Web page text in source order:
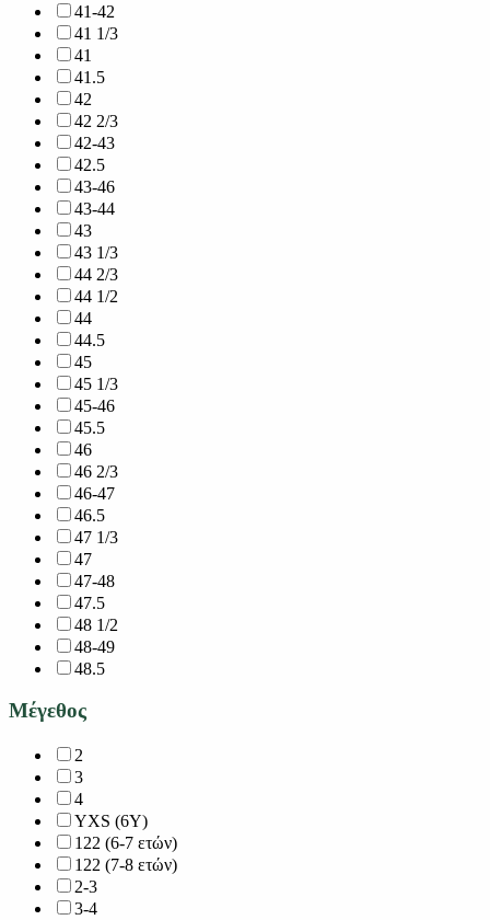
41-42
41 1/3
41
41.5
42
42 2/3
42-43
42.5
43-46
43-44
43
43 1/3
44 2/3
44 1/2
44
44.5
45
45 1/3
45-46
45.5
46
46 2/3
46-47
46.5
47 1/3
47
47-48
47.5
48 1/2
48-49
48.5
Μέγεθος
2
3
4
YXS (6Y)
122 (6-7 ετών)
122 (7-8 ετών)
2-3
3-4